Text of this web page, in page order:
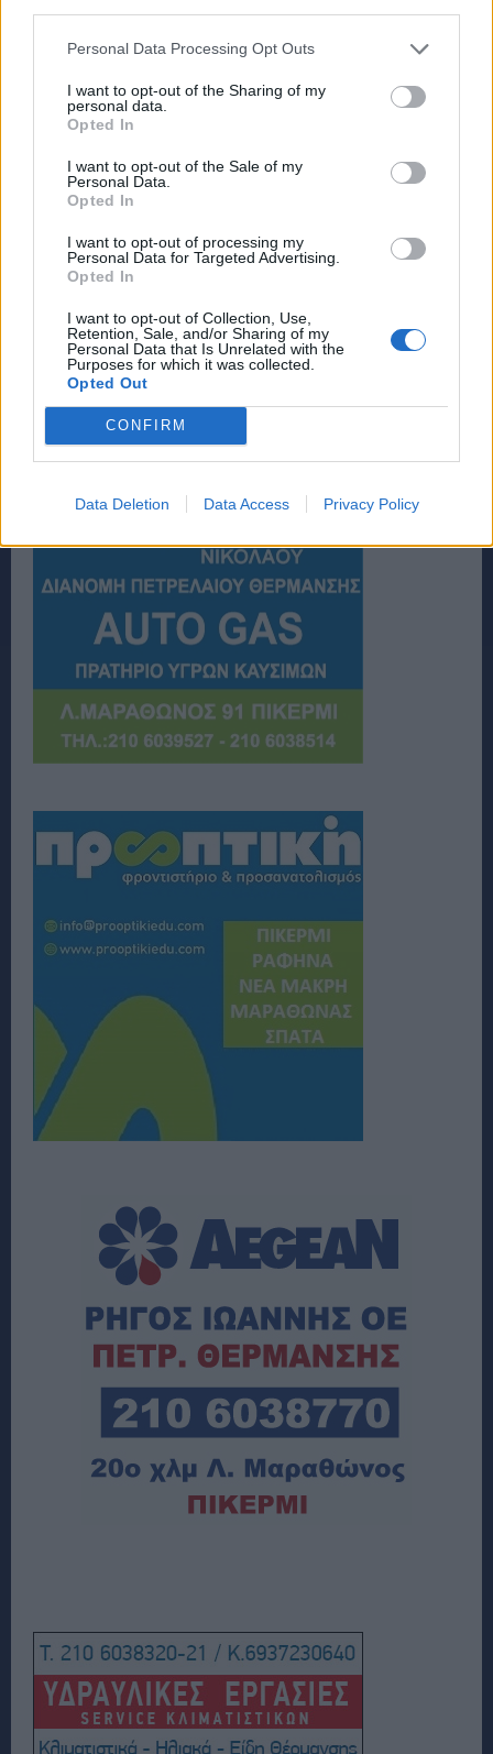
Personal Data Processing Opt Outs
I want to opt-out of the Sharing of my
personal data.
Opted In
I want to opt-out of the Sale of my
Personal Data.
Opted In
I want to opt-out of processing my
Personal Data for Targeted Advertising.
Opted In
I want to opt-out of Collection, Use,
Retention, Sale, and/or Sharing of my
Personal Data that Is Unrelated with the
Purposes for which it was collected.
Opted Out
CONFIRM
Data Deletion Data Access Privacy Policy